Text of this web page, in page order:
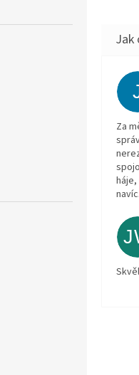
Za
navíc.